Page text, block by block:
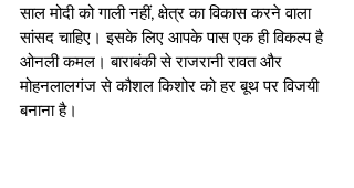
साल मोदी को गाली नहीं, क्षेत्र का विकास करने वाला
सांसद चाहिए। इसके लिए आपके पास एक ही विकल्प है
ओनली कमल। बाराबंकी से राजरानी रावत और
मोहनलालगंज से कौशल किशोर को हर बूथ पर विजयी
बनाना है।